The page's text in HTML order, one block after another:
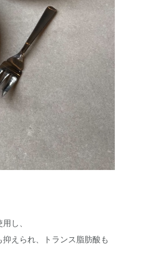
し、
えられ、トランス脂肪酸も